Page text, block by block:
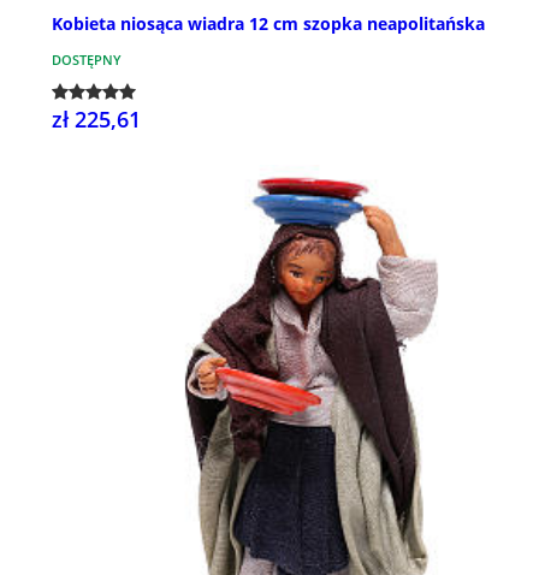
Kobieta niosąca wiadra 12 cm szopka neapolitańska
DOSTĘPNY
zł 225,61